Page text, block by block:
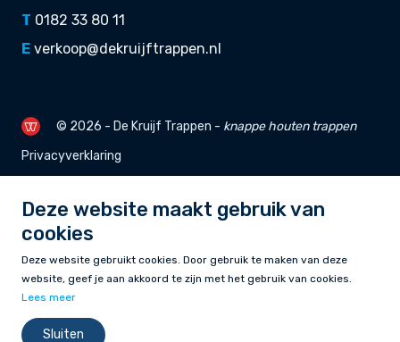
T 0182 33 80 11
E verkoop@dekruijftrappen.nl
© 2026 - De Kruijf Trappen - knappehouten trappen
Privacyverklaring
Deze website maakt gebruik van
cookies
Deze website gebruikt cookies. Door gebruik te maken van deze
website, geef je aan akkoord te zijn met het gebruik van cookies.
Lees meer
Sluiten